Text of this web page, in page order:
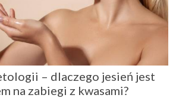
– dlaczego jesień jest
na zabiegi z kwasami?